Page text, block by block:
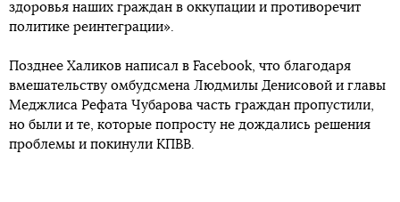
здоровья наших граждан в оккупации и противоречит
политике реинтеграции».
Позднее Халиков написал в Facebook, что благодаря
вмешательству омбудсмена Людмилы Денисовой и главы
Меджлиса Рефата Чубарова часть граждан пропустили,
но были и те, которые попросту не дождались решения
проблемы и покинули КПВВ.